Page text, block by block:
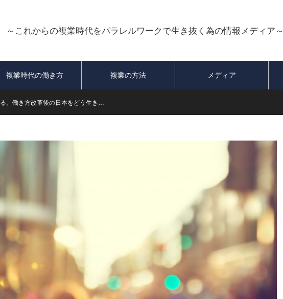
～これからの複業時代をパラレルワークで生き抜く為の情報メディア～
複業時代の働き方 複業の方法 メディア
。働き方改革後の日本をどう生き…